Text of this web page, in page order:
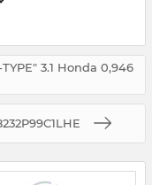
3.1 Honda 0,946